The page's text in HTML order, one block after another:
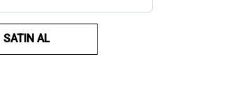
SATIN AL